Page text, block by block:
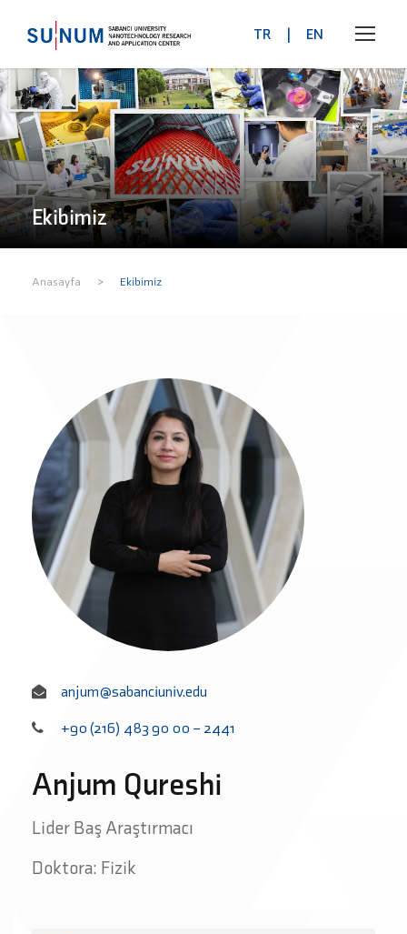
TR | EN
Ekibimiz
Anasayfa > Ekibimiz
anjum@sabanciuniv.edu
+90 (216) 483 90 00 – 2441
Anjum Qureshi
Lider Baş Araştırmacı
Doktora: Fizik